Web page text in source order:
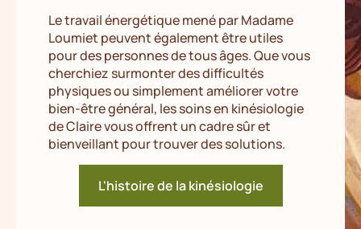
Le travail énergétique mené par Madame
Loumiet peuvent également être utiles
pour des personnes de tous âges. Que vous
cherchiez surmonter des difficultés
physiques ou simplement améliorer votre
bien-être général, les soins en kinésiologie
de Claire vous offrent un cadre sûr et
bienveillant pour trouver des solutions.
L'histoire de la kinésiologie